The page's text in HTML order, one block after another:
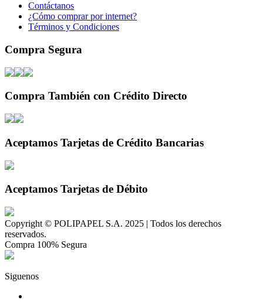
Contáctanos
¿Cómo comprar por internet?
Términos y Condiciones
Compra Segura
Compra También con Crédito Directo
Aceptamos Tarjetas de Crédito Bancarias
Aceptamos Tarjetas de Débito
Copyright © POLIPAPEL S.A. 2025 | Todos los derechos
reservados.
Compra 100% Segura
Siguenos